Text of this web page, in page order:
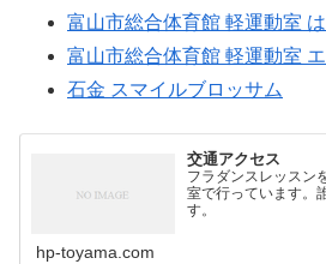
富山市総合体育館 軽運動室
富山市総合体育館 軽運動室
石金 スマイルブロッサム
交通アクセス
フラダンスレッスン
室で行っています。
す。
hp-toyama.com